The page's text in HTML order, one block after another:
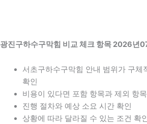
광진구하수구막힘 비교 체크 항목 2026년
서초구하수구막힘 안내 범위가 구체
확인
비용이 있다면 포함 항목과 제외 항
진행 절차와 예상 소요 시간 확인
상황에 따라 달라질 수 있는 조건 확